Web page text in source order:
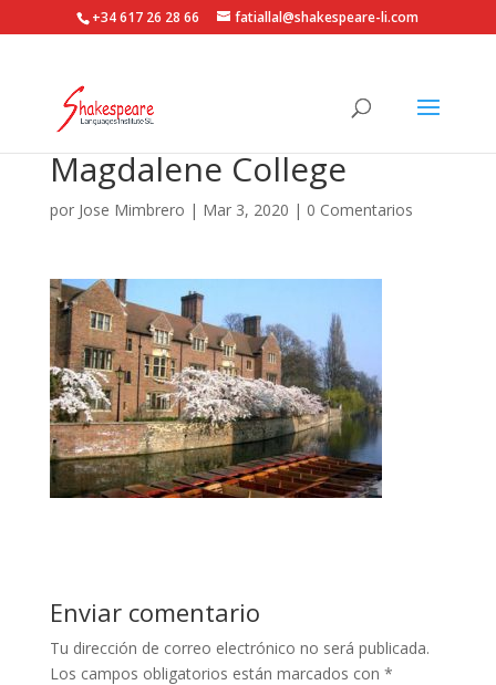
+34 617 26 28 66 fatiallal@shakespeare-li.com
Magdalene College
por Jose Mimbrero | Mar 3, 2020 | 0 Comentarios
Enviar comentario
Tu dirección de correo electrónico no será publicada.
Los campos obligatorios están marcados con *